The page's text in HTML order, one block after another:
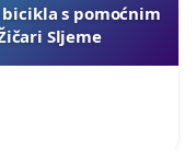
s pomoćnim
Sljeme